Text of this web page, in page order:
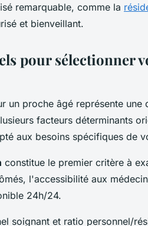
remarquable, comme la
et bienveillant.
pour sélectionner
un proche âgé représente une
facteurs déterminants
aux besoins spécifiques de
constitue le premier critère à
l'accessibilité aux
24h/24.
soignant et ratio personnel/